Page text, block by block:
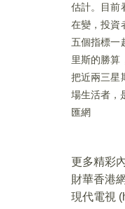
估計。目前
在變，投資
五個指標一
里斯的勝算
把近兩三星
場生活者，
匯網
更多精彩
財華香港
現代電視 (